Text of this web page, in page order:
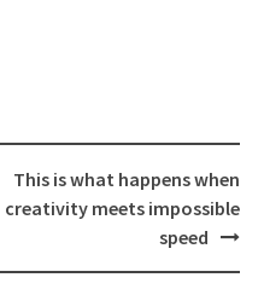
This is what happens when
creativity meets impossible
speed